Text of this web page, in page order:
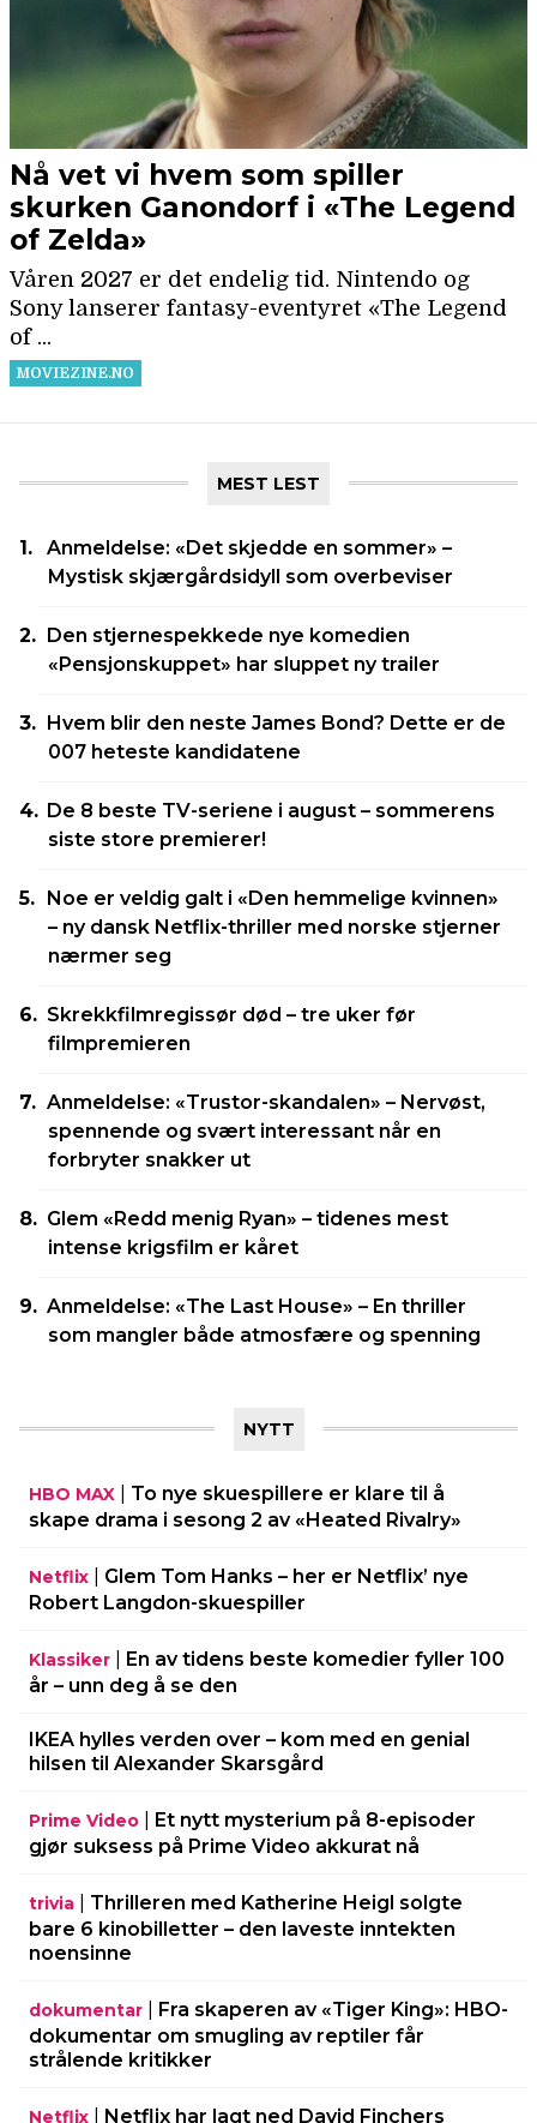
MEST LEST
Anmeldelse: «Det skjedde en sommer» –
Mystisk skjærgårdsidyll som overbeviser
Den stjernespekkede nye komedien
«Pensjonskuppet» har sluppet ny trailer
Hvem blir den neste James Bond? Dette er de
007 heteste kandidatene
De 8 beste TV-seriene i august – sommerens
siste store premierer!
Noe er veldig galt i «Den hemmelige kvinnen»
– ny dansk Netflix-thriller med norske stjerner
nærmer seg
Skrekkfilmregissør død – tre uker før
filmpremieren
Anmeldelse: «Trustor-skandalen» – Nervøst,
spennende og svært interessant når en
forbryter snakker ut
Glem «Redd menig Ryan» – tidenes mest
intense krigsfilm er kåret
Anmeldelse: «The Last House» – En thriller
som mangler både atmosfære og spenning
NYTT
HBO MAX
To nye skuespillere er klare til å
skape drama i sesong 2 av «Heated Rivalry»
Netflix
Glem Tom Hanks – her er Netflix’ nye
Robert Langdon-skuespiller
Klassiker
En av tidens beste komedier fyller 100
år – unn deg å se den
IKEA hylles verden over – kom med en genial
hilsen til Alexander Skarsgård
Prime Video
Et nytt mysterium på 8-episoder
gjør suksess på Prime Video akkurat nå
trivia
Thrilleren med Katherine Heigl solgte
bare 6 kinobilletter – den laveste inntekten
noensinne
dokumentar
Fra skaperen av «Tiger King»: HBO-
dokumentar om smugling av reptiler får
strålende kritikker
Netflix Netflix har lagt ned David Finchers